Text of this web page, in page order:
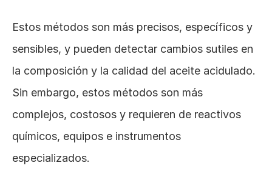
Estos métodos son más precisos, específicos y
sensibles, y pueden detectar cambios sutiles en
la composición y la calidad del aceite acidulado.
Sin embargo, estos métodos son más
complejos, costosos y requieren de reactivos
químicos, equipos e instrumentos
especializados.